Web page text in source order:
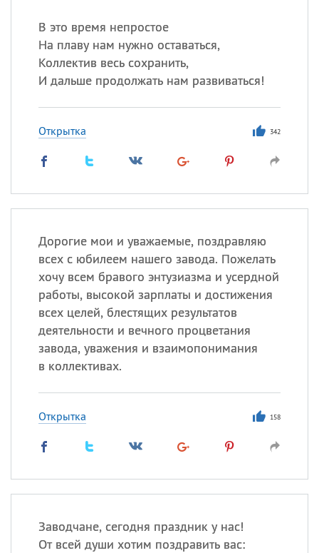
В это время непростое
На плаву нам нужно оставаться,
Коллектив весь сохранить,
И дальше продолжать нам развиваться!
Открытка 342
Дорогие мои и уважаемые, поздравляю
всех с юбилеем нашего завода. Пожелать
хочу всем бравого энтузиазма и усердной
работы, высокой зарплаты и достижения
всех целей, блестящих результатов
деятельности и вечного процветания
завода, уважения и взаимопонимания
в коллективах.
Открытка 158
Заводчане, сегодня праздник у нас!
От всей души хотим поздравить вас: